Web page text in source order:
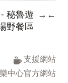
秘魯遊
野餐區
→ ←
支援網站
中心官方網站